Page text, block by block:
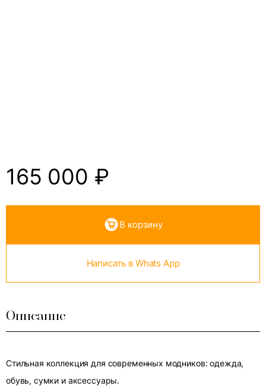
165 000 ₽
В корзину
Написать в Whats App
Описание
Стильная коллекция для современных модников: одежда,
обувь, сумки и аксессуары.